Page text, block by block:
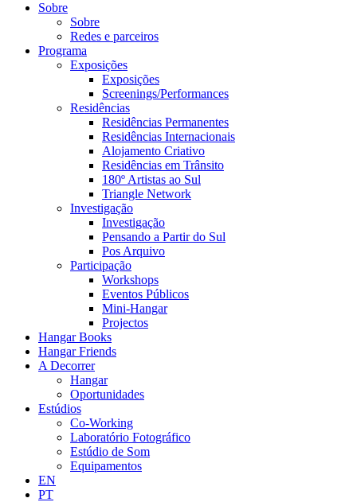
Sobre
Sobre
Redes e parceiros
Programa
Exposições
Exposições
Screenings/Performances
Residências
Residências Permanentes
Residências Internacionais
Alojamento Criativo
Residências em Trânsito
180º Artistas ao Sul
Triangle Network
Investigação
Investigação
Pensando a Partir do Sul
Pos Arquivo
Participação
Workshops
Eventos Públicos
Mini-Hangar
Projectos
Hangar Books
Hangar Friends
A Decorrer
Hangar
Oportunidades
Estúdios
Co-Working
Laboratório Fotográfico
Estúdio de Som
Equipamentos
EN
PT